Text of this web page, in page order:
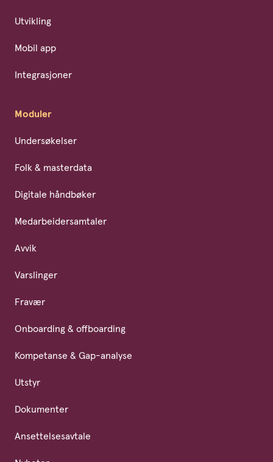
Utvikling
Mobil app
Integrasjoner
Moduler
Undersøkelser
Folk & masterdata
Digitale håndbøker
Medarbeidersamtaler
Avvik
Varslinger
Fravær
Onboarding & offboarding
Kompetanse & Gap-analyse
Utstyr
Dokumenter
Ansettelsesavtale